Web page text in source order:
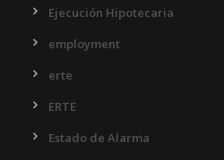
Ejecución Hipotecaria
employment
erte
ERTE
Estado de Alarma